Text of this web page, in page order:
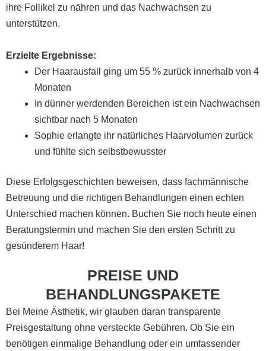
ihre Follikel zu nähren und das Nachwachsen zu
unterstützen.
Erzielte Ergebnisse:
Der Haarausfall ging um 55 % zurück innerhalb von 4
Monaten
In dünner werdenden Bereichen ist ein Nachwachsen
sichtbar nach 5 Monaten
Sophie erlangte ihr natürliches Haarvolumen zurück
und fühlte sich selbstbewusster
Diese Erfolgsgeschichten beweisen, dass fachmännische
Betreuung und die richtigen Behandlungen einen echten
Unterschied machen können. Buchen Sie noch heute einen
Beratungstermin und machen Sie den ersten Schritt zu
gesünderem Haar!
PREISE UND
BEHANDLUNGSPAKETE
Bei Meine Ästhetik, wir glauben daran transparente
Preisgestaltung ohne versteckte Gebühren. Ob Sie ein
benötigen einmalige Behandlung oder ein umfassender